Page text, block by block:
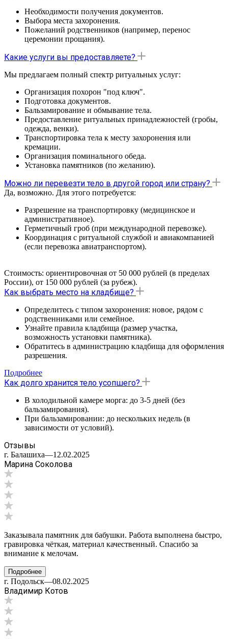
Необходимости получения документов.
Выбора места захоронения.
Пожеланий родственников (например, перенос
церемонии прощания).
Какие услуги вы предоставляете?
Мы предлагаем полный спектр ритуальных услуг:
Организация похорон "под ключ".
Подготовка документов.
Бальзамирование и обмывание тела.
Предоставление ритуальных принадлежностей (гробы,
одежда, венки).
Транспортировка тела к месту захоронения или
кремации.
Организация поминального обеда.
Установка памятников (по желанию).
Можно ли перевезти тело в другой город или страну?
Да, возможно. Для этого потребуется:
Разрешение на транспортировку (медицинское и
административное).
Герметичный гроб (при международной перевозке).
Координация с ритуальной службой и авиакомпанией
(если перевозка авиатранспортом).
Стоимость: ориентировочная от 50 000 рублей (в пределах
России), от 150 000 рублей (за рубеж).
Как выбрать место на кладбище?
Определитесь с типом захоронения: новое, рядом с
родственниками или семейное.
Узнайте правила кладбища (размер участка,
возможность установки памятника).
Обратитесь в администрацию кладбища для оформления
разрешения.
Подробнее
Как долго хранится тело усопшего?
В холодильной камере морга: до 3-5 дней (без
бальзамирования).
При бальзамировании: до нескольких недель (в
зависимости от условий).
Отзывы
г. Балашиха—12.02.2025
Марина Соколова
Заказывала памятник для бабушки. Работа выполнена быстро,
гравировка чёткая, материал качественный. Спасибо за
внимание к мелочам.
Подробнее
г. Подольск—08.02.2025
Владимир Котов